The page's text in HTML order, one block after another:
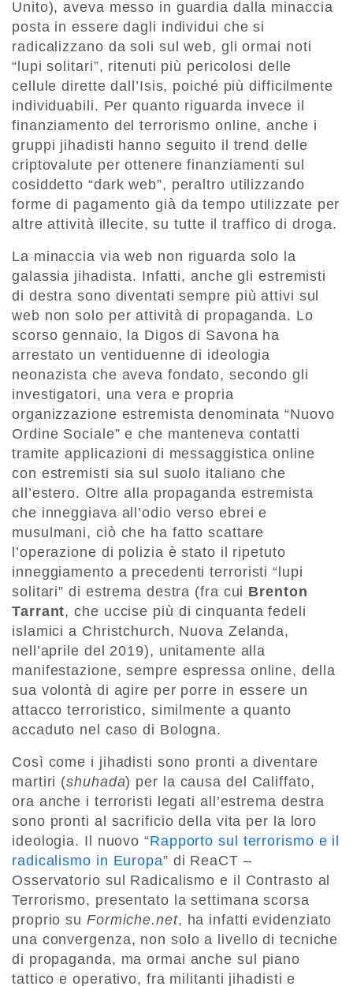
Unito), aveva messo in guardia dalla minaccia
posta in essere dagli individui che si
radicalizzano da soli sul web, gli ormai noti
“lupi solitari”, ritenuti più pericolosi delle
cellule dirette dall’Isis, poiché più difficilmente
individuabili. Per quanto riguarda invece il
finanziamento del terrorismo online, anche i
gruppi jihadisti hanno seguito il trend delle
criptovalute per ottenere finanziamenti sul
cosiddetto “dark web”, peraltro utilizzando
forme di pagamento già da tempo utilizzate per
altre attività illecite, su tutte il traffico di droga.
La minaccia via web non riguarda solo la
galassia jihadista. Infatti, anche gli estremisti
di destra sono diventati sempre più attivi sul
web non solo per attività di propaganda. Lo
scorso gennaio, la Digos di Savona ha
arrestato un ventiduenne di ideologia
neonazista che aveva fondato, secondo gli
investigatori, una vera e propria
organizzazione estremista denominata “Nuovo
Ordine Sociale” e che manteneva contatti
tramite applicazioni di messaggistica online
con estremisti sia sul suolo italiano che
all’estero. Oltre alla propaganda estremista
che inneggiava all’odio verso ebrei e
musulmani, ciò che ha fatto scattare
l’operazione di polizia è stato il ripetuto
inneggiamento a precedenti terroristi “lupi
solitari” di estrema destra (fra cui Brenton
Tarrant, che uccise più di cinquanta fedeli
islamici a Christchurch, Nuova Zelanda,
nell’aprile del 2019), unitamente alla
manifestazione, sempre espressa online, della
sua volontà di agire per porre in essere un
attacco terroristico, similmente a quanto
accaduto nel caso di Bologna.
Così come i jihadisti sono pronti a diventare
martiri (shuhada) per la causa del Califfato,
ora anche i terroristi legati all’estrema destra
sono pronti al sacrificio della vita per la loro
ideologia. Il nuovo “Rapporto sul terrorismo e il
radicalismo in Europa” di ReaCT –
Osservatorio sul Radicalismo e il Contrasto al
Terrorismo, presentato la settimana scorsa
proprio su Formiche.net, ha infatti evidenziato
una convergenza, non solo a livello di tecniche
di propaganda, ma ormai anche sul piano
tattico e operativo, fra militanti jihadisti e